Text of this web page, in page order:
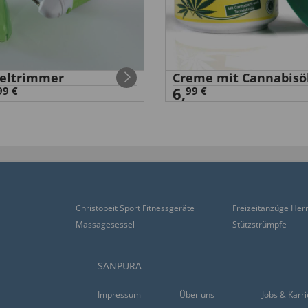
Laut Gebrauchsanweisung
€
Creme mit
6,99 €
Christopeit Sport Fitnessgeräte Freizeitanzüge
Massagesessel Stützstrümpfe
SANPURA
Impressum Über uns
Jobs &